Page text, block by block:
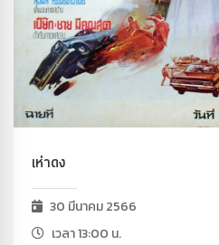
เห่าดง
30 มีนาคม 2566
เวลา 13:00 น.